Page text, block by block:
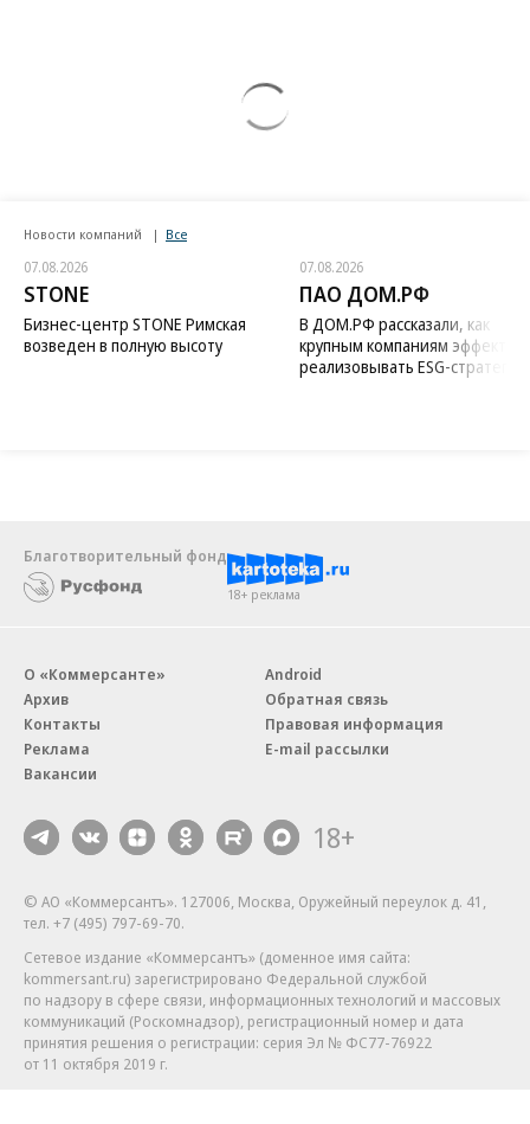
Новости компаний Все
07.08.2026
STONE
Бизнес-центр STONE Римская
возведен в полную высоту
07.08.2026
ПАО ДОМ.РФ
В ДОМ.РФ рассказали, как
крупным компаниям
реализовывать ESG-стратегию
Благотворительный фонд
18+ реклама
О «Коммерсанте»
Архив
Контакты
Реклама
Вакансии
Android
Обратная связь
Правовая информация
E-mail рассылки
18+
© АО «Коммерсантъ». 127006, Москва, Оружейный переулок д. 41,
тел. +7 (495) 797-69-70.
Сетевое издание «Коммерсантъ» (доменное имя сайта:
kommersant.ru) зарегистрировано Федеральной службой
по надзору в сфере связи, информационных технологий и массовых
коммуникаций (Роскомнадзор), регистрационный номер и дата
принятия решения о регистрации: серия Эл № ФС77-76922
от 11 октября 2019 г.